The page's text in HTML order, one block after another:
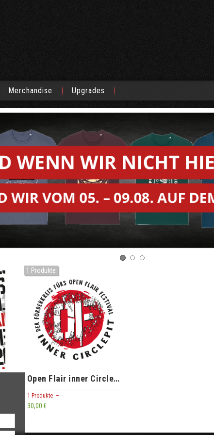
Merchandise Upgrades
1 Produkte
Open Flair inner CirclePit
1 Produkte –
30,00 €